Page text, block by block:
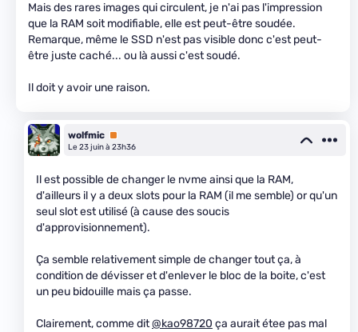
Mais des rares images qui circulent, je n'ai pas l'impression
que la RAM soit modifiable, elle est peut-être soudée.
Remarque, même le SSD n'est pas visible donc c'est peut-
être juste caché... ou là aussi c'est soudé.
Il doit y avoir une raison.
wolfmic Premium
Le 23 juin à 23h36
Il est possible de changer le nvme ainsi que la RAM,
d'ailleurs il y a deux slots pour la RAM (il me semble) or qu'un
seul slot est utilisé (à cause des soucis
d'approvisionnement).
Ça semble relativement simple de changer tout ça, à
condition de dévisser et d'enlever le bloc de la boite, c'est
un peu bidouille mais ça passe.
Clairement, comme dit@kao98720 ça aurait étee pas mal